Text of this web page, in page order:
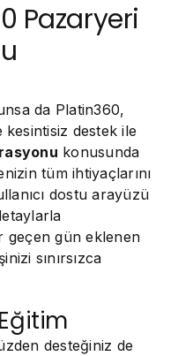
Pazaryeri
da Platin360,
destek ile
konusunda
tüm ihtiyaçlarını
dostu arayüzü
geçen gün eklenen
sınırsızca
desteğiniz de